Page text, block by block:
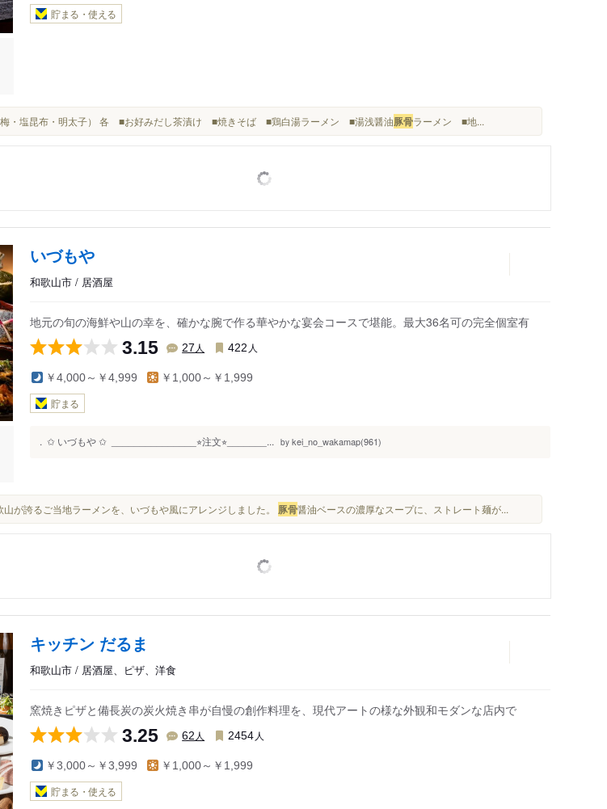
貯まる・使える
・塩昆布・明太子） 各 ■お好みだし茶漬け ■焼きそば ■鶏白湯ラーメン ■湯浅醤油豚骨ラーメン ■地...
いづもや
和歌山市 / 居酒屋
地元の旬の海鮮や山の幸を、確かな腕で作る華やかな宴会コースで堪能。最大36名可の完全個室有
3.15 27 人 422 人
￥4,000～￥4,999 ￥1,000～￥1,999
貯まる
. ⁡ ✩ いづもや ✩ ⁡ _______________⭐︎注文⭐︎_______... by kei_no_wakamap(961)
が誇るご当地ラーメンを、いづもや風にアレンジしました。 豚骨醤油ベースの濃厚なスープに、ストレート麺が...
キッチン だるま
和歌山市 / 居酒屋、ピザ、洋食
窯焼きピザと備長炭の炭火焼き串が自慢の創作料理を、現代アートの様な外観和モダンな店内で
3.25 62 人 2454 人
￥3,000～￥3,999 ￥1,000～￥1,999
貯まる・使える